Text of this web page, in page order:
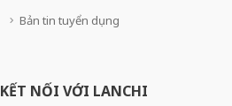
Bản tin tuyển dụng
KẾT NỐI VỚI LANCHI